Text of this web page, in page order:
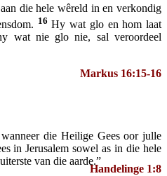
die hele wêreld in en verkondig
16 Hy wat glo en hom laat
wat nie glo nie, sal veroordeel
Markus 16:15-16
die Heilige Gees oor julle
in Jerusalem sowel as in die hele
van die aarde.”
Handelinge 1:8